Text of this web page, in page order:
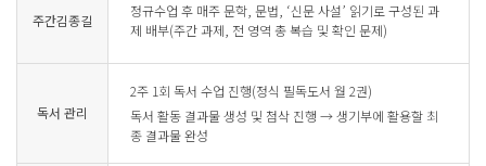
주간김종길
정규수업 후 매주 문학, 문법, ‘신문 사설’ 읽기로 구성된 과
제 배부(주간 과제, 전 영역 총 복습 및 확인 문제)
독서 관리
2주 1회 독서 수업 진행(정식 필독도서 월 2권)
독서 활동 결과물 생성 및 첨삭 진행 → 생기부에 활용할 최
종 결과물 완성